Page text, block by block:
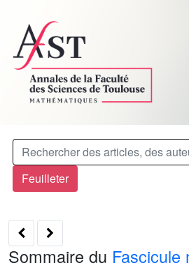
Feuilleter
Sommaire du Fascicule